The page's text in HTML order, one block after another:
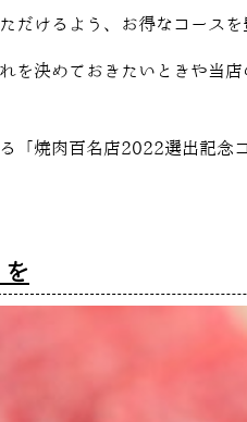
けるよう、お得なコースを
を決めておきたいときや当
「焼肉百名店2022選出記念